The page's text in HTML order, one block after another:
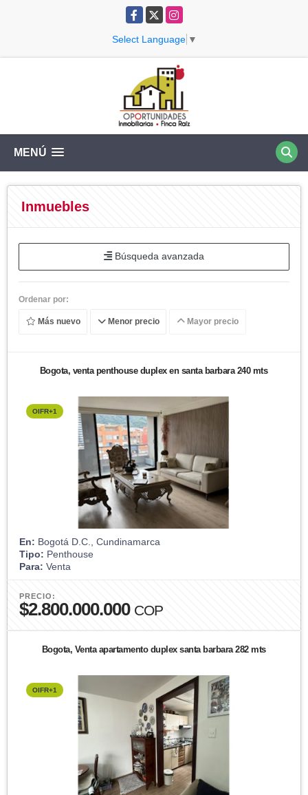
Facebook
X Instagram
Select Language ▼
MENÚ
Inmuebles
Búsqueda avanzada
Ordenar por:
Más nuevo Menor precio Mayor precio
Bogota, venta penthouse duplex en santa barbara 240 mts
OIFR+1
En: Bogotá D.C., Cundinamarca
Tipo: Penthouse
Para: Venta
PRECIO:
$2.800.000.000 COP
Bogota, Venta apartamento duplex santa barbara 282 mts
OIFR+1